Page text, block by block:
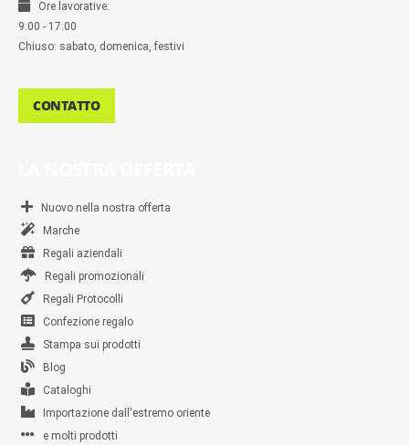
Ore lavorative:
9:00 - 17:00
Chiuso: sabato, domenica, festivi
CONTATTO
Nuovo nella nostra offerta
Marche
Regali aziendali
Regali promozionali
Regali Protocolli
Confezione regalo
Stampa sui prodotti
Blog
Cataloghi
Importazione dall'estremo oriente
e molti prodotti